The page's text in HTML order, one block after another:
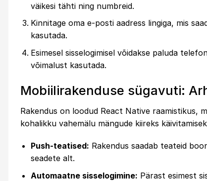
väikesi tähti ning numbreid.
Kinnitage oma e-posti aadress lingiga, mis
kasutada.
Esimesel sisselogimisel võidakse paluda
võimalust kasutada.
Mobiilirakenduse sügavuti:
Rakendus on loodud React Native raamistikus,
kohalikku vahemälu mängude kiireks
Push-teatised: Rakendus saadab teateid
seadete alt.
Automaatne sisselogimine: Pärast esimest